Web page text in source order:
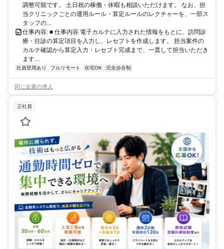
調整可能です。 土日祝の稼働・休暇も相談いただけます。 なお、担
当クリニックごとの運用ルール・算定ルールのレクチャーを、一部ス
タッフの...
仕事内容: ■ 仕事内容 電子カルテに入力された情報をもとに、訪問診
療・往診の算定項目を入力し、レセプトを作成します。 担当案件の
カルテ確認から算定入力・レセプト完成まで、一貫して担当いただき
ます...
社員登用あり フルリモート 在宅OK 完全歩合制
同じ企業の求人
正社員